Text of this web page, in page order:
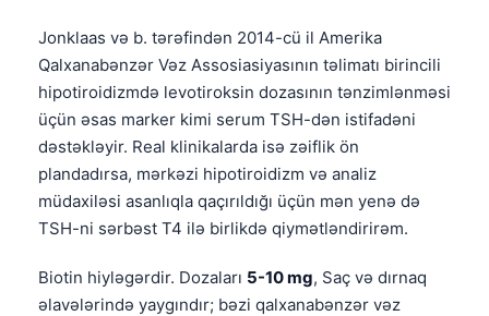
Jonklaas və b. tərəfindən 2014-cü il Amerika
Qalxanabənzər Vəz Assosiasiyasının təlimatı birincili
hipotiroidizmdə levotiroksin dozasının tənzimlənməsi
üçün əsas marker kimi serum TSH-dən istifadəni
dəstəkləyir. Real klinikalarda isə zəiflik ön
plandadırsa, mərkəzi hipotiroidizm və analiz
müdaxiləsi asanlıqla qaçırıldığı üçün mən yenə də
TSH-ni sərbəst T4 ilə birlikdə qiymətləndirirəm.
Biotin hiyləgərdir. Dozaları 5-10 mg, Saç və dırnaq
əlavələrində yaygındır; bəzi qalxanabənzər vəz
한국어
Slovenščina
Magyar
Shqip
বাংলা
اردو
मराठी